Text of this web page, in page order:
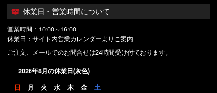
休業日・営業時間について
営業時間：10:00～16:00
休業日：サイト内営業カレンダーよりご案内
ご注文、メールでのお問合せは24時間受け付ております。
2026年8月の休業日(灰色)
日 月 火 水 木 金 土